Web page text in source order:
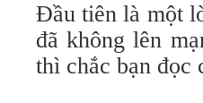
Đầu tiên là một
đã không lên
thì chắc bạn đọc